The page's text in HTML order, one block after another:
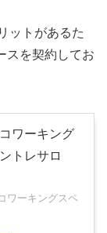
ットがあるた
スを契約してお
ワーキング
トレサロ
ワーキングスペ